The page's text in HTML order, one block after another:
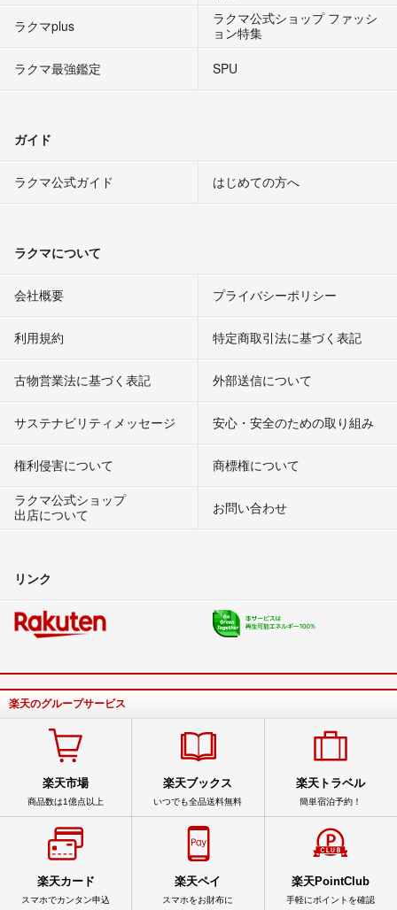
ラクマplus
ラクマ公式ショップ ファッシ
ョン特集
ラクマ最強鑑定
SPU
ガイド
ラクマ公式ガイド はじめての方へ
ラクマについて
会社概要 プライバシーポリシー
利用規約 特定商取引法に基づく表記
古物営業法に基づく表記 外部送信について
サステナビリティメッセージ 安心・安全のための取り組み
権利侵害について
商標権について
ラクマ公式ショップ
出店について
お問い合わせ
リンク
楽天のグループサービス
楽天市場
商品数は1億点以上
楽天ブックス
いつでも全品送料無料
楽天トラベル
簡単宿泊予約！
楽天カード
スマホでカンタン申込
楽天ペイ
スマホをお財布に
楽天PointClub
手軽にポイントを確認